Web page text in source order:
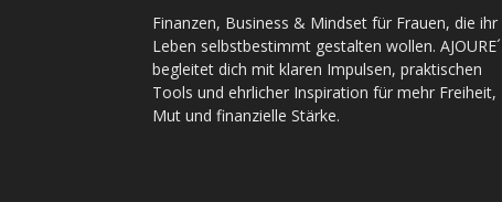
Finanzen, Business & Mindset für Frauen, die ihr
Leben selbstbestimmt gestalten wollen. AJOURE´
begleitet dich mit klaren Impulsen, praktischen
Tools und ehrlicher Inspiration für mehr Freiheit,
Mut und finanzielle Stärke.